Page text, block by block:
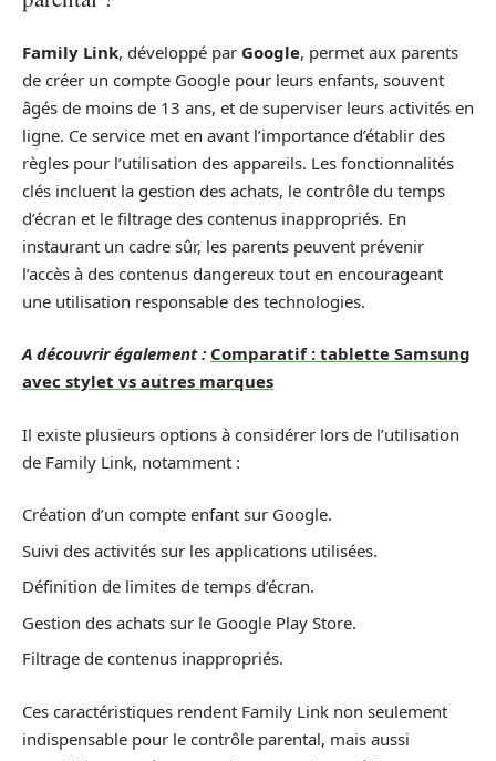
Family Link, développé par Google, permet aux parents
de créer un compte Google pour leurs enfants, souvent
âgés de moins de 13 ans, et de superviser leurs activités en
ligne. Ce service met en avant l’importance d’établir des
règles pour l’utilisation des appareils. Les fonctionnalités
clés incluent la gestion des achats, le contrôle du temps
d’écran et le filtrage des contenus inappropriés. En
instaurant un cadre sûr, les parents peuvent prévenir
l’accès à des contenus dangereux tout en encourageant
une utilisation responsable des technologies.
A découvrir également : Comparatif : tablette Samsung
avec stylet vs autres marques
Il existe plusieurs options à considérer lors de l’utilisation
de Family Link, notamment :
Création d’un compte enfant sur Google.
Suivi des activités sur les applications utilisées.
Définition de limites de temps d’écran.
Gestion des achats sur le Google Play Store.
Filtrage de contenus inappropriés.
Ces caractéristiques rendent Family Link non seulement
indispensable pour le contrôle parental, mais aussi